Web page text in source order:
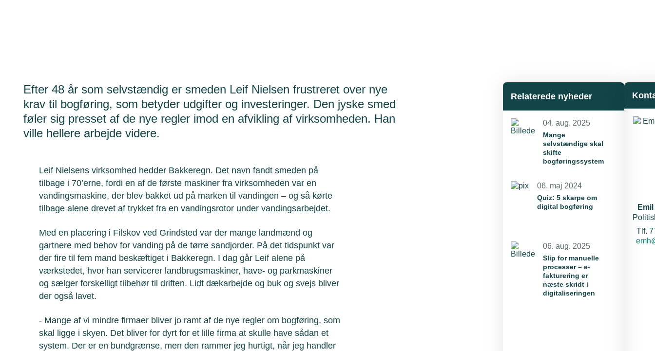
Efter 48 år som selvstændig er smeden Leif Nielsen frustreret over nye
krav til bogføring, som betyder udgifter og investeringer. Den jyske smed
føler sig presset af de nye regler imod en afvikling af virksomheden. Han
ville hellere arbejde videre.
Leif Nielsens virksomhed hedder Bakkeregn. Det navn fandt smeden på
tilbage i 70’erne, fordi en af de første maskiner fra virksomheden var en
vandingsmaskine, der blev bakket ud på marken til vandingen – og så kørte
tilbage alene drevet af trykket fra en vandingsrotor under vandingsarbejdet.
Med en placering i Filskov ved Grindsted var der mange landmænd og
gartnere med behov for vanding på de tørre sandjorder. På det tidspunkt var
der fire til fem mand beskæftiget i Bakkeregn. I dag går Leif alene på
værkstedet, hvor han servicerer landbrugsmaskiner, have- og parkmaskiner
og sælger forskelligt tilbehør til driften. Lidt dækarbejde og buk og svejs bliver
der også lavet.
- Mange af vi mindre firmaer bliver jo ramt af de nye regler om bogføring, som
skal ligge i skyen. Det bliver for dyrt for et lille firma at skulle have sådan et
system. Der er en bundgrænse, men den rammer jeg hurtigt, når jeg handler
Relaterede nyheder
04. aug. 2025
Mange
selvstændige skal
skifte
bogføringssystem
06. maj 2024
Quiz: 5 skarpe om
digital bogføring
06. aug. 2025
Slip for manuelle
processer – e-
fakturering er
næste skridt i
digitaliseringen
Tlf.
E-